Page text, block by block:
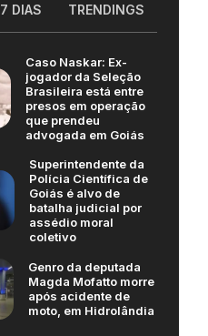
7 DIAS TRENDINGS
Caso Naskar: Ex-
jogador da Seleção
Brasileira está entre
presos em operação
que prendeu
advogada em Goiás
Superintendente da
Polícia Científica de
Goiás é alvo de
batalha judicial por
assédio moral
coletivo
Genro da deputada
Magda Mofatto morre
após acidente de
moto, em Hidrolândia